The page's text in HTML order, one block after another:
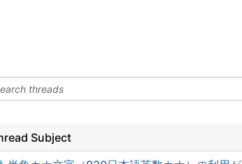
Subject